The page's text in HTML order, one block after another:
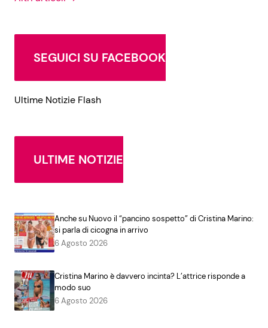
SEGUICI SU FACEBOOK
Ultime Notizie Flash
ULTIME NOTIZIE
Anche su Nuovo il “pancino sospetto” di Cristina Marino:
si parla di cicogna in arrivo
6 Agosto 2026
Cristina Marino è davvero incinta? L’attrice risponde a
modo suo
6 Agosto 2026